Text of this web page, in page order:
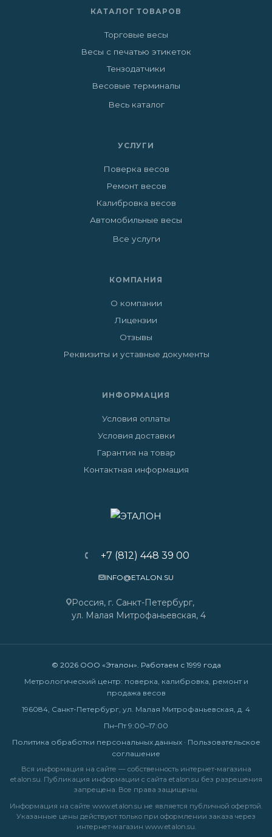
КАТАЛОГ ТОВАРОВ
Торговые весы
Весы с печатью этикеток
Тензодатчики
Весовые терминалы
Весь каталог
УСЛУГИ
Поверка весов
Ремонт весов
Калибровка весов
Автомобильные весы
Все услуги
КОМПАНИЯ
О компании
Лицензии
Отзывы
Реквизиты и уставные документы
ИНФОРМАЦИЯ
Условия оплаты
Условия доставки
Гарантия на товар
Контактная информация
+7 (812) 448 39 00
INFO@ETALON.SU
Россия, г. Санкт-Петербург,
ул. Малая Митрофаньевская, 4
© 2026 ООО «Эталон». Работаем с 1999 года
Метрологический центр: поверка, калибровка, ремонт и
продажа весов
196084, Санкт-Петербург, ул. Малая Митрофаньевская, д. 4
Пн–Пт 9:00–17:00
Политика обработки персональных данных· Пользовательское
соглашение
Вся информация на сайте — собственность интернет-магазина
etalon.su. Публикация информации с сайта etalon.su без разрешения
запрещена. Все права защищены.
Информация на сайте www.etalon.su не является публичной офертой.
Указанные цены действуют только при оформлении заказа через
интернет-магазин www.etalon.su.